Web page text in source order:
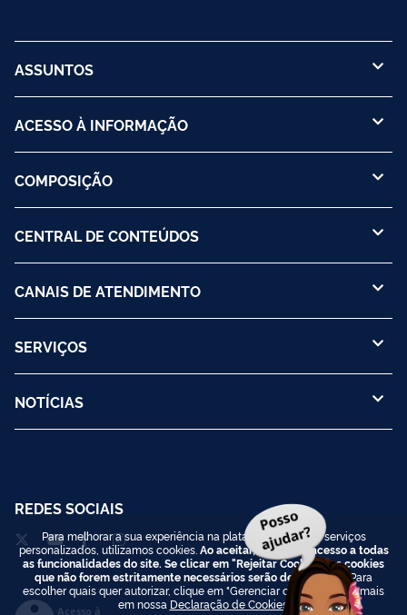
ASSUNTOS
ACESSO À INFORMAÇÃO
COMPOSIÇÃO
CENTRAL DE CONTEÚDOS
CANAIS DE ATENDIMENTO
SERVIÇOS
NOTÍCIAS
REDES SOCIAIS
Acesso à
Para melhorar a sua experiência na plataforma e prover serviços
personalizados, utilizamos cookies. Ao aceitar, você terá acesso a todas
as funcionalidades do site. Se clicar em "Rejeitar Cookies", os cookies
que não forem estritamente necessários serão desativados.Para
escolher quais quer autorizar, clique em "Gerenciar cookies". Saiba mais
em nossa Declaração de Cookies